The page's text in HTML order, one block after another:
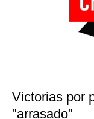
Victorias por
"arrasado"